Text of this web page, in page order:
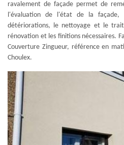
ravalement de façade permet de
l'évaluation de l'état de la façade,
détériorations, le nettoyage et le
rénovation et les finitions nécessaires.
Couverture Zingueur, référence en
Choulex.